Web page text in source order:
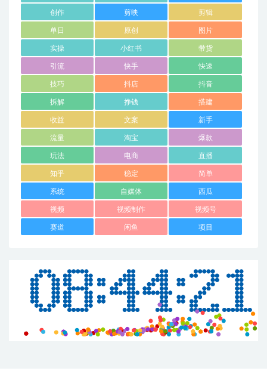
创作 剪映 剪辑
单日 原创 图片
实操 小红书 带货
引流 快手 快速
技巧 抖店 抖音
拆解 挣钱 搭建
收益 文案 新手
流量 淘宝 爆款
玩法 电商 直播
知乎 稳定 简单
系统 自媒体 西瓜
视频 视频制作 视频号
赛道 闲鱼 项目